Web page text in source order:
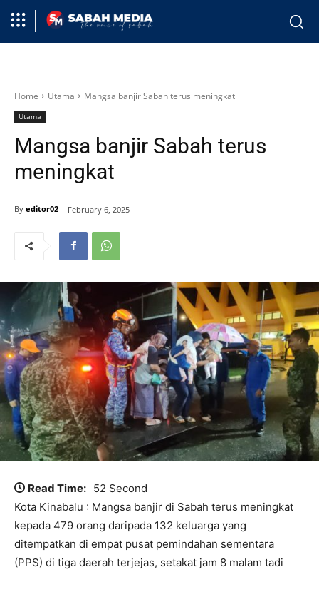
Home Utama Mangsa banjir Sabah terus meningkat
Utama
Mangsa banjir Sabah terus
meningkat
By editor02 February 6, 2025
Read Time: 52 Second
Kota Kinabalu : Mangsa banjir di Sabah terus meningkat
kepada 479 orang daripada 132 keluarga yang
ditempatkan di empat pusat pemindahan sementara
(PPS) di tiga daerah terjejas, setakat jam 8 malam tadi